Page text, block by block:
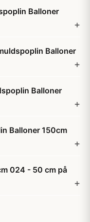
Balloner
Balloner
Balloner
Balloner 150cm
024 - 50 cm på